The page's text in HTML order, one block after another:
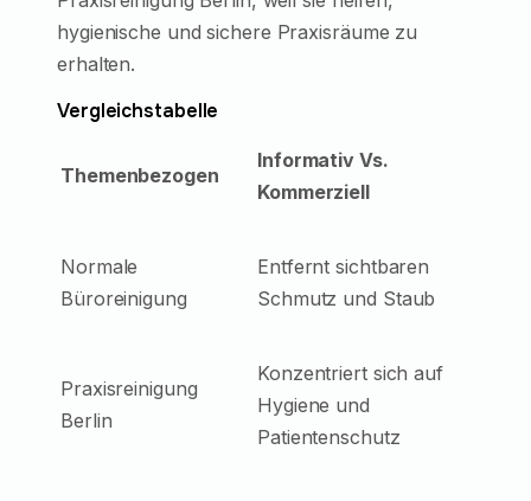
hygienische und sichere Praxisräume zu
erhalten.
Vergleichstabelle
Themenbezogen
Informativ Vs.
Kommerziell
Normale
Büroreinigung
Entfernt sichtbaren
Schmutz und Staub
Praxisreinigung
Berlin
Konzentriert sich auf
Hygiene und
Patientenschutz